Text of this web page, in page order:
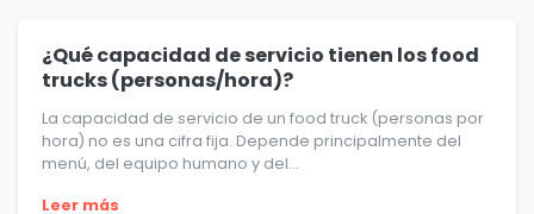
¿Qué capacidad de servicio tienen los food
trucks (personas/hora)?
La capacidad de servicio de un food truck (personas por
hora) no es una cifra fija. Depende principalmente del
menú, del equipo humano y del...
Leer más